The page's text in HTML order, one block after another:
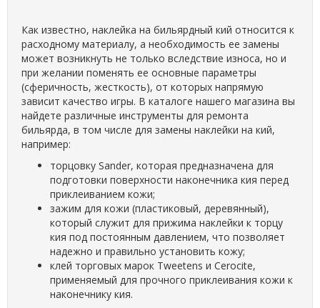
Как известно, наклейка на бильярдный кий относится к
расходному материалу, а необходимость ее замены
может возникнуть не только вследствие износа, но и
при желании поменять ее основные параметры
(сферичность, жесткость), от которых напрямую
зависит качество игры. В каталоге нашего магазина вы
найдете различные инструменты для ремонта
бильярда, в том числе для замены наклейки на кий,
например:
торцовку Sander, которая предназначена для
подготовки поверхности наконечника кия перед
приклеиванием кожи;
зажим для кожи (пластиковый, деревянный),
который служит для прижима наклейки к торцу
кия под постоянным давлением, что позволяет
надежно и правильно установить кожу;
клей торговых марок Tweetens и Cerocite,
применяемый для прочного приклеивания кожи к
наконечнику кия.